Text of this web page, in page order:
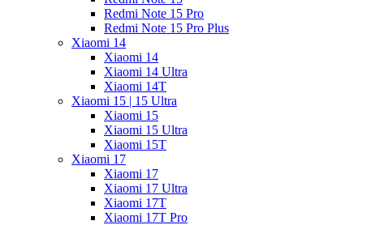
Redmi Note 15 Pro
Redmi Note 15 Pro Plus
Xiaomi 14
Xiaomi 14
Xiaomi 14 Ultra
Xiaomi 14T
Xiaomi 15 | 15 Ultra
Xiaomi 15
Xiaomi 15 Ultra
Xiaomi 15T
Xiaomi 17
Xiaomi 17
Xiaomi 17 Ultra
Xiaomi 17T
Xiaomi 17T Pro